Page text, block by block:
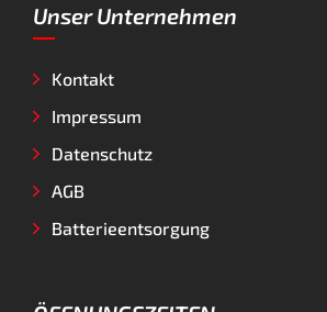
Unser Unternehmen
Kontakt
Impressum
Datenschutz
AGB
Batterieentsorgung